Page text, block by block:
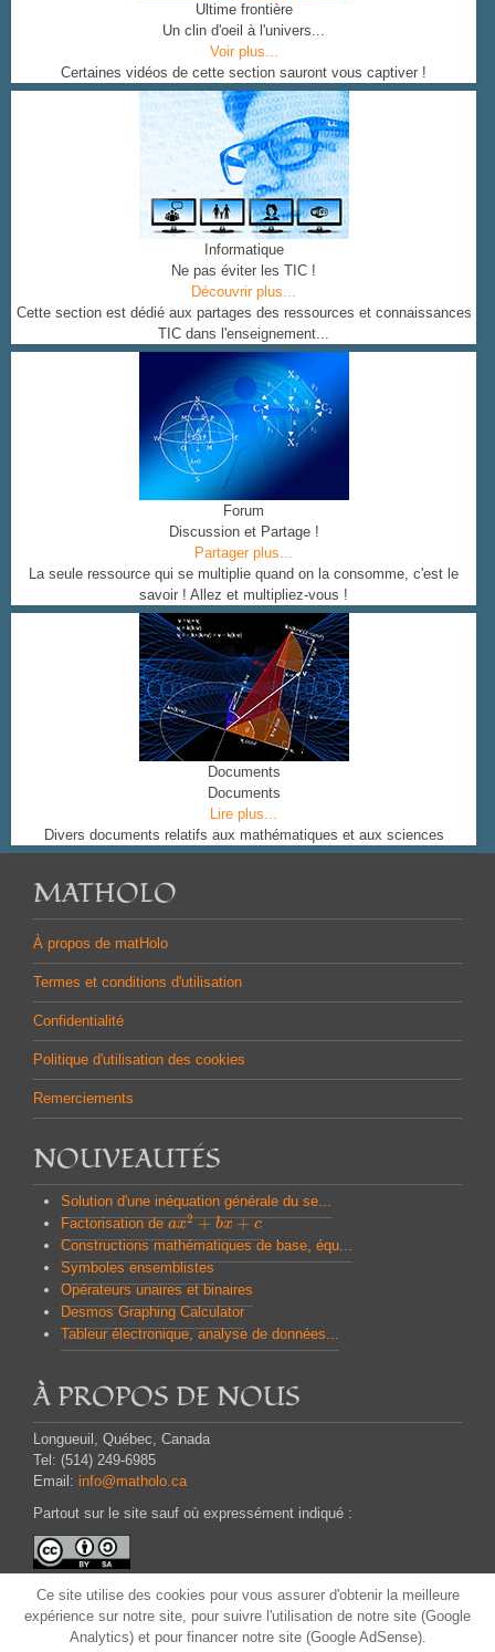
Ultime frontière
Un clin d'oeil à l'univers...
Voir plus...
Certaines vidéos de cette section sauront vous captiver !
Informatique
Ne pas éviter les TIC !
Découvrir plus...
Cette section est dédié aux partages des ressources et connaissances
TIC dans l'enseignement...
Forum
Discussion et Partage !
Partager plus...
La seule ressource qui se multiplie quand on la consomme, c'est le
savoir ! Allez et multipliez-vous !
Documents
Documents
Lire plus...
Divers documents relatifs aux mathématiques et aux sciences
MATHOLO
À propos de matHolo
Termes et conditions d'utilisation
Confidentialité
Politique d'utilisation des cookies
Remerciements
NOUVEAUTÉS
Solution d'une inéquation générale du se...
Factorisation deax2 + bx + c
ax2+bx +c
Constructions mathématiques de base, équ...
Symboles ensemblistes
Opérateurs unaires et binaires
Desmos Graphing Calculator
Tableur électronique, analyse de données...
À PROPOS DE NOUS
Longueuil, Québec, Canada
Tel: (514) 249-6985
Email: info@matholo.ca
Partout sur le site sauf où expressément indiqué :
Attribution - Partage dans les Mêmes Conditions
CC BY-SA
Ce site utilise des cookies pour vous assurer d'obtenir la meilleure
expérience sur notre site, pour suivre l'utilisation de notre site (Google
Analytics) et pour financer notre site(Google AdSense).